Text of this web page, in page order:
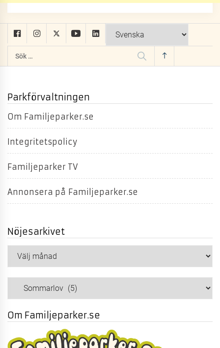
Sök
efter:
Parkförvaltningen
Om Familjeparker.se
Integritetspolicy
Familjeparker TV
Annonsera på Familjeparker.se
Nöjesarkivet
Nöjesarkivet
Om Familjeparker.se